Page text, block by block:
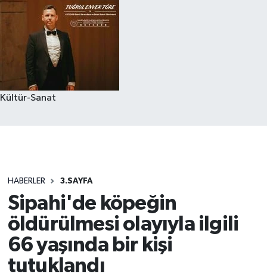
Kültür-Sanat
HABERLER 3.SAYFA
Sipahi'de köpeğin
öldürülmesi olayıyla ilgili
66 yaşında bir kişi
tutuklandı